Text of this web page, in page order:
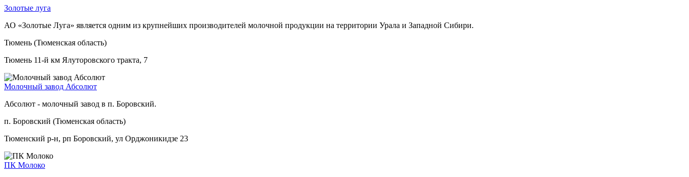
Золотые луга
АО «Золотые Луга» является одним из крупнейших производителей молочной продукции на территории Урала и Западной Сибири.
Тюмень (Тюменская область)
Тюмень 11-й км Ялуторовского тракта, 7
Молочный завод Абсолют
Абсолют - молочный завод в п. Боровский.
п. Боровский (Тюменская область)
Тюменский р-н, рп Боровский, ул Орджоникидзе 23
ПК Молоко